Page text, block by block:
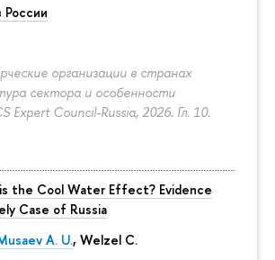
организации в странах
сектора и особенности
Expert Council-Russia, 2026. Гл. 10.
the Cool Water Effect? Evidence
Case of Russia
A. U., Welzel C.